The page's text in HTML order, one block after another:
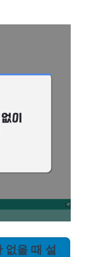
없을 때 설